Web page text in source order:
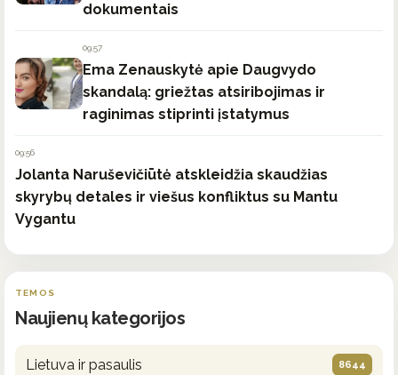
dokumentais
09:57
Ema Zenauskytė apie Daugvydo
skandalą: griežtas atsiribojimas ir
raginimas stiprinti įstatymus
09:56
Jolanta Naruševičiūtė atskleidžia skaudžias
skyrybų detales ir viešus konfliktus su Mantu
Vygantu
TEMOS
Naujienų kategorijos
Lietuva ir pasaulis 8644